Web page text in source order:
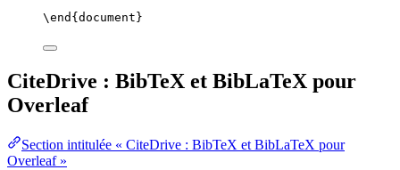
\end { document }
CiteDrive : BibTeX et BibLaTeX pour
Overleaf
Section intitulée « CiteDrive : BibTeX et BibLaTeX pour
Overleaf »